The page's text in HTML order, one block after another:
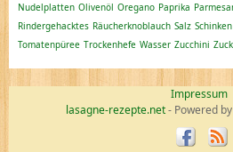
Nudelplatten Olivenöl Oregano Paprika
Rindergehacktes Räucherknoblauch Salz Schinken
Tomatenpüree Trockenhefe Wasser Zucchini
Impressum
lasagne-rezepte.net- Powered by